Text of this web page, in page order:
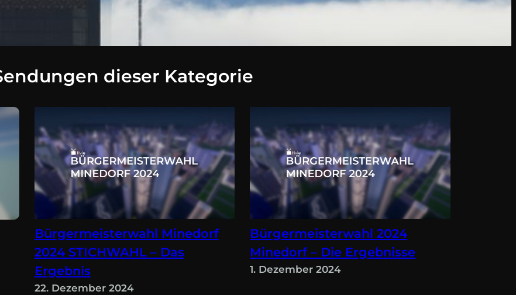
dieser Kategorie
Bürgermeisterwahl Minedorf
2024 STICHWAHL – Das
Ergebnis
22. Dezember 2024
Bürgermeisterwahl 2024
Minedorf – Die Ergebnisse
1. Dezember 2024